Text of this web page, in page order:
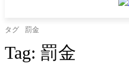
タグ 罰金
Tag: 罰金